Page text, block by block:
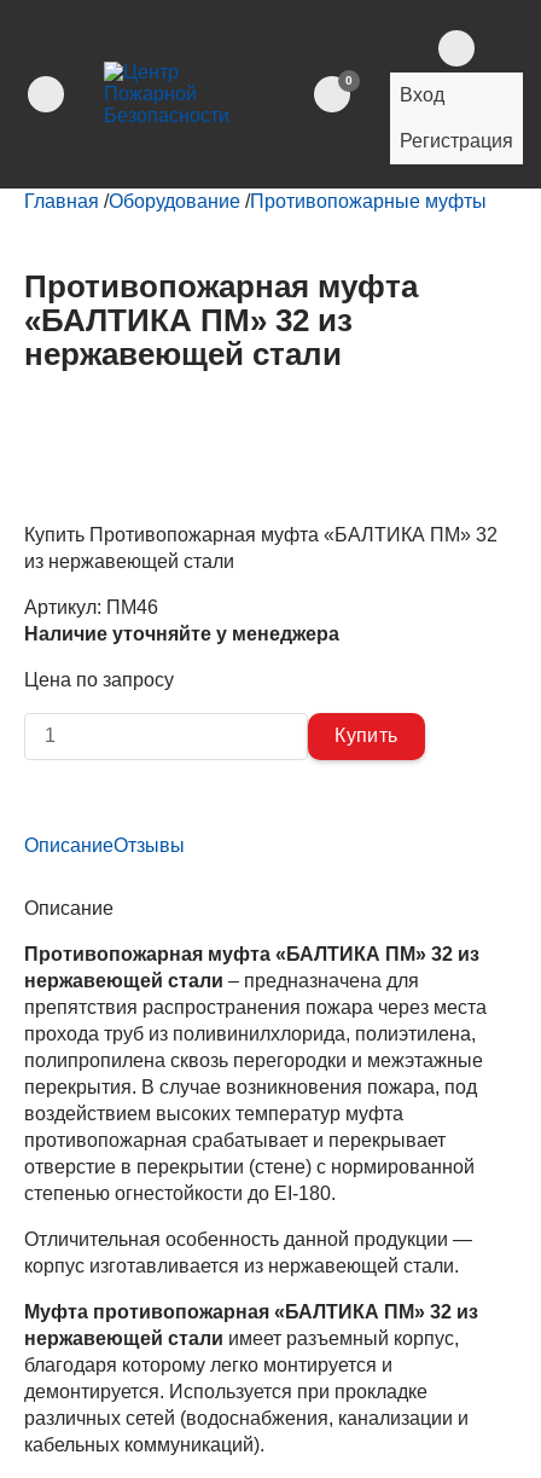
0
Вход
Регистрация
Главная /Оборудование /Противопожарные муфты
Противопожарная муфта
«БАЛТИКА ПМ» 32 из
нержавеющей стали
Купить Противопожарная муфта «БАЛТИКА ПМ» 32
из нержавеющей стали
Артикул: ПМ46
Наличие уточняйте у менеджера
Цена по запросу
ОписаниеОтзывы
Описание
Противопожарная муфта «БАЛТИКА ПМ» 32 из
нержавеющей стали – предназначена для
препятствия распространения пожара через места
прохода труб из поливинилхлорида, полиэтилена,
полипропилена сквозь перегородки и межэтажные
перекрытия. В случае возникновения пожара, под
воздействием высоких температур муфта
противопожарная срабатывает и перекрывает
отверстие в перекрытии (стене) с нормированной
степенью огнестойкости до EI-180.
Отличительная особенность данной продукции —
корпус изготавливается из нержавеющей стали.
Муфта противопожарная «БАЛТИКА ПМ» 32 из
нержавеющей стали имеет разъемный корпус,
благодаря которому легко монтируется и
демонтируется. Используется при прокладке
различных сетей (водоснабжения, канализации и
кабельных коммуникаций).